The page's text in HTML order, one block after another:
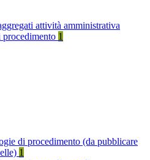
attività amministrativa
1
di procedimento (da pubblicare
1